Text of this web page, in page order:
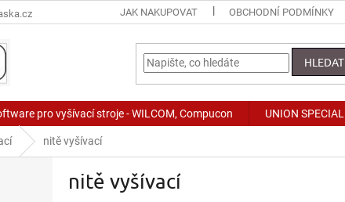
JAK NAKUPOVAT OBCHODNÍ PODMÍNKY
HLEDAT
pro vyšívací stroje - WILCOM, Compucon UNION SPECIAL
nitě vyšívací
nitě vyšívací